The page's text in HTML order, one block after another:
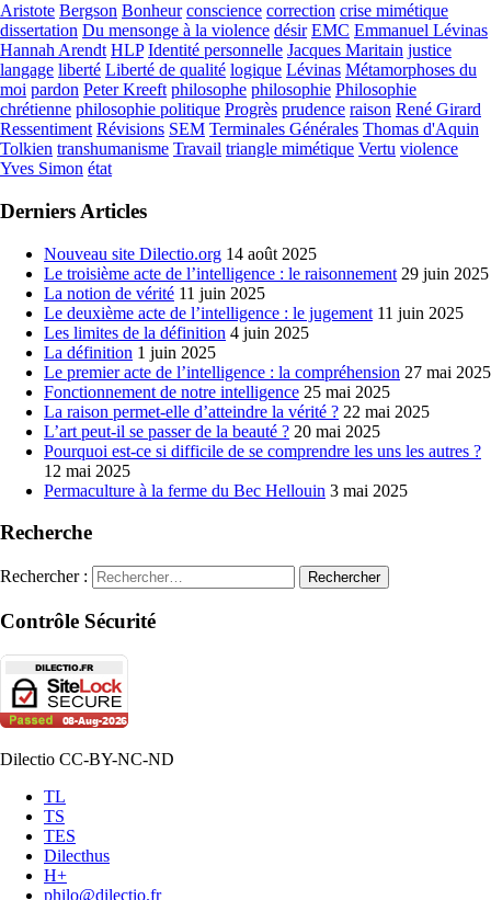
Aristote Bergson Bonheur conscience correction crise mimétique
dissertation Du mensonge à la violence désir EMC Emmanuel Lévinas
Hannah Arendt HLP Identité personnelle Jacques Maritain justice
langage liberté Liberté de qualité logique Lévinas Métamorphoses du
moi pardon Peter Kreeft philosophe philosophie Philosophie
chrétienne philosophie politique Progrès prudence raison René Girard
Ressentiment Révisions SEM Terminales Générales Thomas d'Aquin
Tolkien transhumanisme Travail triangle mimétique Vertu violence
Yves Simon état
Derniers Articles
Nouveau site Dilectio.org 14 août 2025
Le troisième acte de l’intelligence : le raisonnement 29 juin 2025
La notion de vérité 11 juin 2025
Le deuxième acte de l’intelligence : le jugement 11 juin 2025
Les limites de la définition 4 juin 2025
La définition 1 juin 2025
Le premier acte de l’intelligence : la compréhension 27 mai 2025
Fonctionnement de notre intelligence 25 mai 2025
La raison permet-elle d’atteindre la vérité ? 22 mai 2025
L’art peut-il se passer de la beauté ? 20 mai 2025
Pourquoi est-ce si difficile de se comprendre les uns les autres ?
12 mai 2025
Permaculture à la ferme du Bec Hellouin 3 mai 2025
Recherche
Rechercher :
Contrôle Sécurité
Dilectio CC-BY-NC-ND
TL
TS
TES
Dilecthus
H+
philo@dilectio.fr